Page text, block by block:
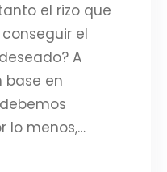
el rizo que
el
A
base en
lo menos,…